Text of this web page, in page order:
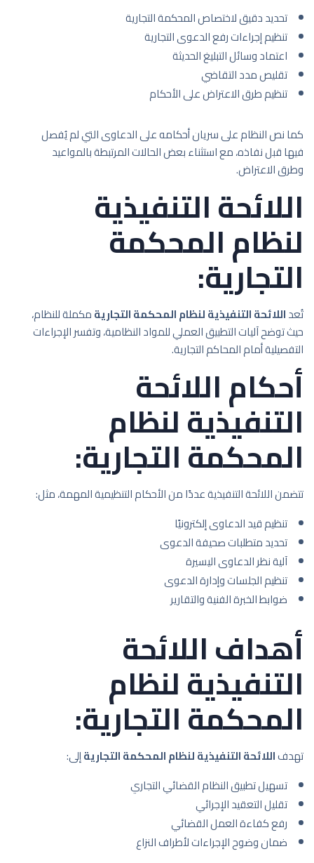
تحديد دقيق لاختصاص المحكمة التجارية
تنظيم إجراءات رفع الدعوى التجارية
اعتماد وسائل التبليغ الحديثة
تقليص مدد التقاضي
تنظيم طرق الاعتراض على الأحكام
كما نص النظام على سريان أحكامه على الدعاوى التي لم يُفصل
فيها قبل نفاذه، مع استثناء بعض الحالات المرتبطة بالمواعيد
وطرق الاعتراض.
اللائحة التنفيذية
لنظام المحكمة
التجارية:
تُعداللائحة التنفيذية لنظام المحكمة التجاريةمكملة للنظام،
حيث توضح آليات التطبيق العملي للمواد النظامية، وتفسر الإجراءات
التفصيلية أمام المحاكم التجارية.
أحكام اللائحة
التنفيذية لنظام
المحكمة التجارية:
تتضمن اللائحة التنفيذية عددًا من الأحكام التنظيمية المهمة، مثل:
تنظيم قيد الدعاوى إلكترونيًا
تحديد متطلبات صحيفة الدعوى
آلية نظر الدعاوى اليسيرة
تنظيم الجلسات وإدارة الدعوى
ضوابط الخبرة الفنية والتقارير
أهداف اللائحة
التنفيذية لنظام
المحكمة التجارية:
تهدفاللائحة التنفيذية لنظام المحكمة التجاريةإلى:
تسهيل تطبيق النظام القضائي التجاري
تقليل التعقيد الإجرائي
رفع كفاءة العمل القضائي
ضمان وضوح الإجراءات لأطراف النزاع